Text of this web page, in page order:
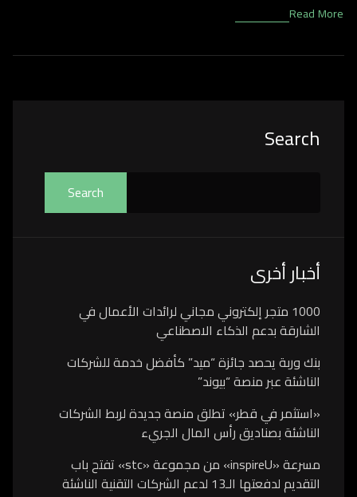
Read More
Search
Search
أخبار أخرى
1000 متجر إلكتروني مجاني لرائدات الأعمال في
الشارقة بدعم الذكاء الاصطناعي
بنك وربة يحصد جائزة “ميد” كأفضل خدمة للشركات
الناشئة عبر منصة “بيوند”
«استثمر في قطر» تطلق منصة جديدة لربط الشركات
الناشئة بصناديق رأس المال الجريء
مسرعة «inspireU» من مجموعة «stc» تفتح باب
التقديم لدفعتها الـ13 لدعم الشركات التقنية الناشئة